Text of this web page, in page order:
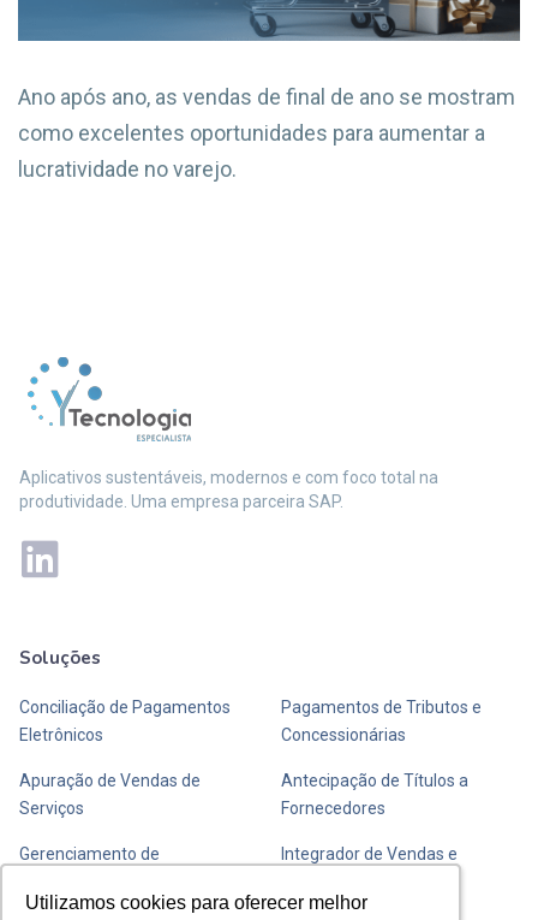
Utilizamos cookies para oferecer melhor
Utilizamos cookies para oferecer melhor
Ano após ano, as vendas de final de ano se mostram
como excelentes oportunidades para aumentar a
lucratividade no varejo.
Aplicativos sustentáveis, modernos e com foco total na
produtividade. Uma empresa parceira SAP.
Soluções
Conciliação de Pagamentos
Eletrônicos
Apuração de Vendas de
Serviços
Gerenciamento de
Pagamentos de Tributos e
Concessionárias
Antecipação de Títulos a
Fornecedores
Integrador de Vendas e